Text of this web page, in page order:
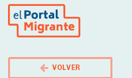
Pasar
contenido
VOLVER